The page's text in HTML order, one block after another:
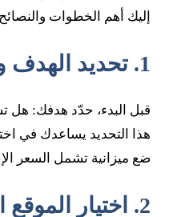
إليك أهم الخطوات
1. تحديد الهدف والميزانية
قبل البدء، حدّد هدفك: هل
هذا التحديد يساعدك في
ضع ميزانية تشمل السعر
2. اختيار الموقع المناسب